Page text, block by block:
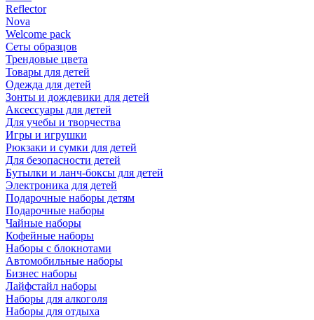
Reflector
Nova
Welcome pack
Сеты образцов
Трендовые цвета
Товары для детей
Одежда для детей
Зонты и дождевики для детей
Аксессуары для детей
Для учебы и творчества
Игры и игрушки
Рюкзаки и сумки для детей
Для безопасности детей
Бутылки и ланч-боксы для детей
Электроника для детей
Подарочные наборы детям
Подарочные наборы
Чайные наборы
Кофейные наборы
Наборы с блокнотами
Автомобильные наборы
Бизнес наборы
Лайфстайл наборы
Наборы для алкоголя
Наборы для отдыха